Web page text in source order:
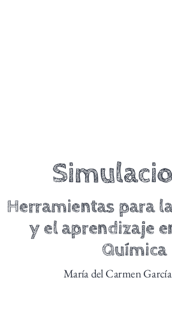
Herramientas para
y el aprendizaje
Química
María del Carmen